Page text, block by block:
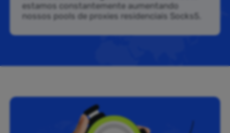
estamos constantemente aumentando
nossos pools de proxies residenciais Socks5.